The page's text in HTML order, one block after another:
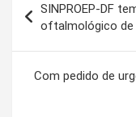
de
Post
SINPROEP-DF
oftalmológico
Com pedido de